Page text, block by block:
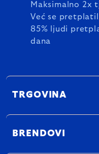
Maksimalno 2x
Već se
85% ljudi
dana
TRGOVINA
BRENDOVI